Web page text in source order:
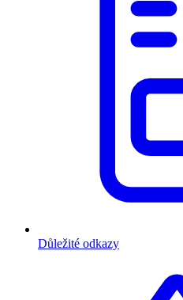
Důležité odkazy